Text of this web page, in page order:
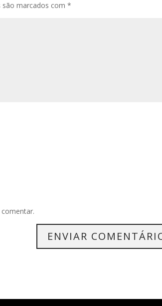
são marcados com*